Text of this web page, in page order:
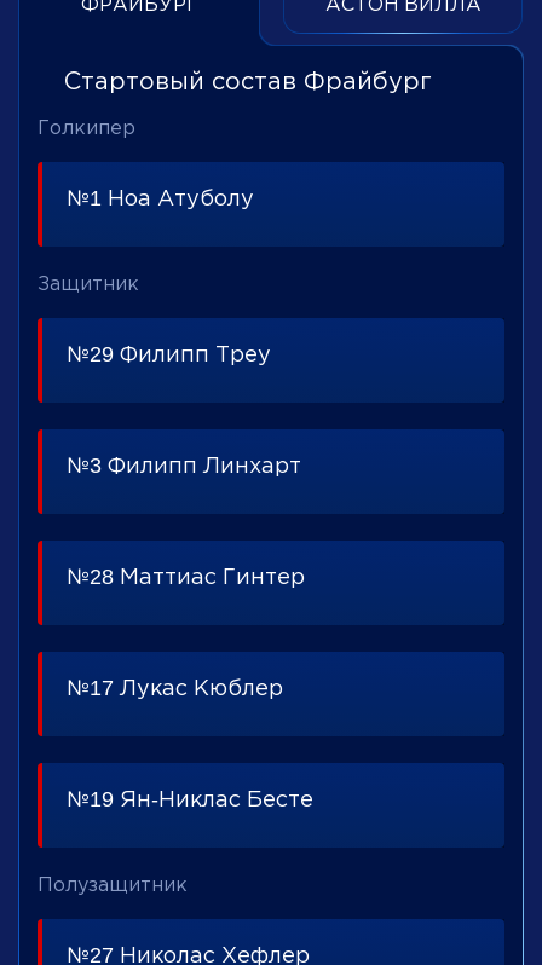
ФРАЙБУРГ АСТОН ВИЛЛА
Стартовый состав Фрайбург
Голкипер
№1 Ноа Атуболу
Защитник
№29 Филипп Треу
№3 Филипп Линхарт
№28 Маттиас Гинтер
№17 Лукас Кюблер
№19 Ян-Никлас Бесте
Полузащитник
№27 Николас Хефлер